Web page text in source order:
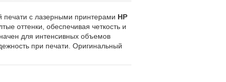
печати с лазерными принтерами HP
оттенки, обеспечивая четкость и
для интенсивных объемов
при печати. Оригинальный